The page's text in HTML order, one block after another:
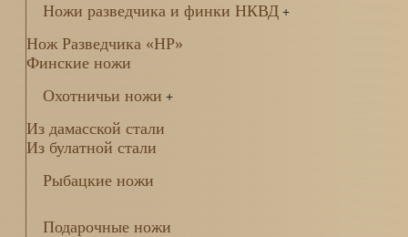
Ножи разведчика и финки НКВД +
Нож Разведчика «НР»
Финские ножи
Охотничьи ножи +
Из дамасской стали
Из булатной стали
Рыбацкие ножи
Подарочные ножи